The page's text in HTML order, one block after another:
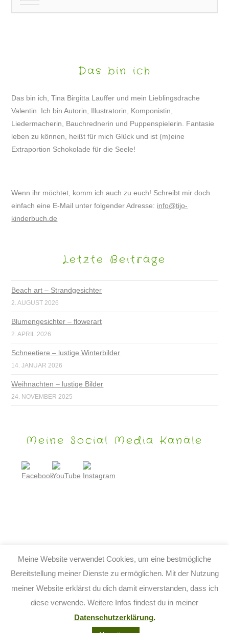
Das bin ich
Das bin ich, Tina Birgitta Lauffer und mein Lieblingsdrache
Valentin. Ich bin Autorin, Illustratorin, Komponistin,
Liedermacherin, Bauchrednerin und Puppenspielerin. Fantasie
leben zu können, heißt für mich Glück und ist (m)eine
Extraportion Schokolade für die Seele!
Wenn ihr möchtet, komm ich auch zu euch! Schreibt mir doch
einfach eine E-Mail unter folgender Adresse: info@tijo-
kinderbuch.de
Letzte Beiträge
Beach art – Strandgesichter
2. AUGUST 2026
Blumengesichter – flowerart
2. APRIL 2026
Schneetiere – lustige Winterbilder
14. JANUAR 2026
Weihnachten – lustige Bilder
24. NOVEMBER 2025
Meine Social Media Kanäle
Meine Website verwendet Cookies, um eine bestmögliche
Bereitstellung meiner Dienste zu ermöglichen. Mit der Nutzung
meiner Website erklärst du dich damit einverstanden, dass ich
diese verwende. Weitere Infos findest du in meiner
Datenschutzerklärung.